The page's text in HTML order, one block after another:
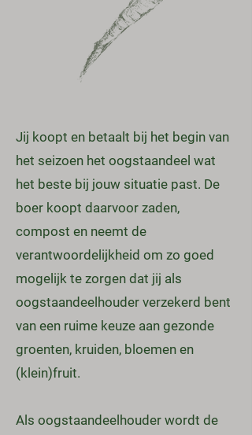
Jij koopt en betaalt bij het begin van
het seizoen het oogstaandeel wat
het beste bij jouw situatie past. De
boer koopt daarvoor zaden,
compost en neemt de
verantwoordelijkheid om zo goed
mogelijk te zorgen dat jij als
oogstaandeelhouder verzekerd bent
van een ruime keuze aan gezonde
groenten, kruiden, bloemen en
(klein)fruit.
Als oogstaandeelhouder wordt de